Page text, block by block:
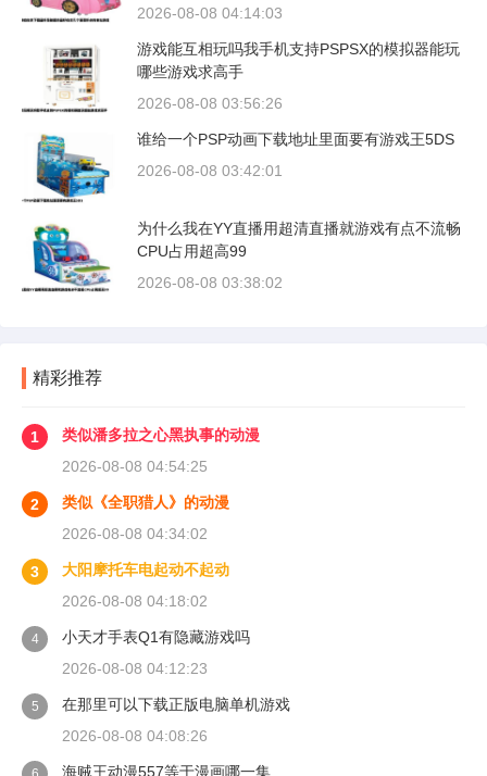
2026-08-08 04:14:03
游戏能互相玩吗我手机支持PSPSX的模拟器能玩
哪些游戏求高手
2026-08-08 03:56:26
谁给一个PSP动画下载地址里面要有游戏王5DS
2026-08-08 03:42:01
为什么我在YY直播用超清直播就游戏有点不流畅
CPU占用超高99
2026-08-08 03:38:02
精彩推荐
1
类似潘多拉之心黑执事的动漫
2026-08-08 04:54:25
2
类似《全职猎人》的动漫
2026-08-08 04:34:02
3
大阳摩托车电起动不起动
2026-08-08 04:18:02
4
小天才手表Q1有隐藏游戏吗
2026-08-08 04:12:23
5
在那里可以下载正版电脑单机游戏
2026-08-08 04:08:26
海贼王动漫557等于漫画哪一集